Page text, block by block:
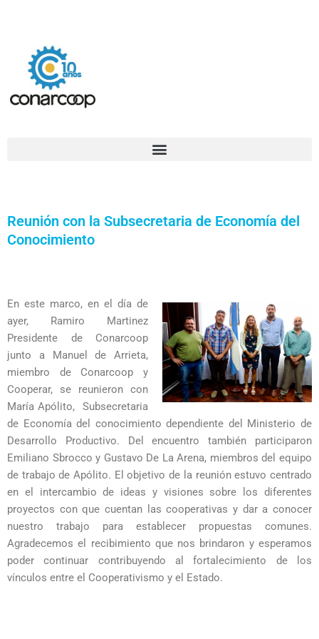
Reunión con la Subsecretaria de Economía del
Conocimiento
En este marco, en el día de
ayer, Ramiro Martinez
Presidente de Conarcoop
junto a Manuel de Arrieta,
miembro de Conarcoop y
Cooperar, se reunieron con
María Apólito, Subsecretaria
de Economía del conocimiento dependiente del Ministerio de
Desarrollo Productivo. Del encuentro también participaron
Emiliano Sbrocco y Gustavo De La Arena, miembros del equipo
de trabajo de Apólito. El objetivo de la reunión estuvo centrado
en el intercambio de ideas y visiones sobre los diferentes
proyectos con que cuentan las cooperativas y dar a conocer
nuestro trabajo para establecer propuestas comunes.
Agradecemos el recibimiento que nos brindaron y esperamos
poder continuar contribuyendo al fortalecimiento de los
vínculos entre el Cooperativismo y el Estado.